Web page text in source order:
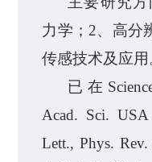
力学；2、高分
传感技术及应用
已在
Acad. Sci. USA
Lett., Phys.